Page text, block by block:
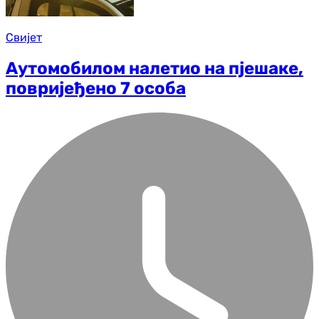
Свијет
Аутомобилом налетио на пјешаке,
повријеђено 7 особа